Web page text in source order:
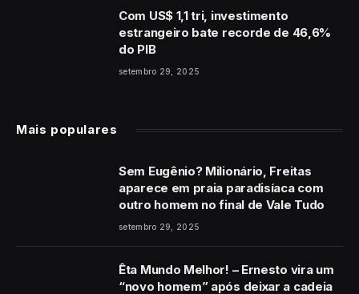
Com US$ 1,1 tri, investimento
estrangeiro bate recorde de 46,6%
do PIB
setembro 29, 2025
Mais populares
Sem Eugênio? Milionário, Freitas
aparece em praia paradisíaca com
outro homem no final de Vale Tudo
setembro 29, 2025
Êta Mundo Melhor! – Ernesto vira um
“novo homem” após deixar a cadeia